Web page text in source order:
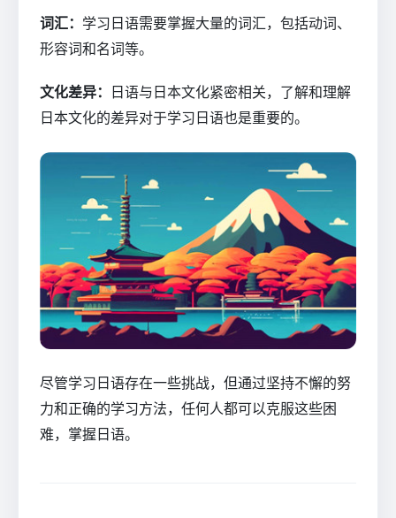
词汇： 学习日语需要掌握大量的词汇，包括动词、
形容词和名词等。
文化差异：
日语与日本文化紧密相关，了解和理解
日本文化的差异对于学习日语也是重要的。
尽管学习日语存在一些挑战，但通过坚持不懈的努
力和正确的学习方法，任何人都可以克服这些困
难，掌握日语。